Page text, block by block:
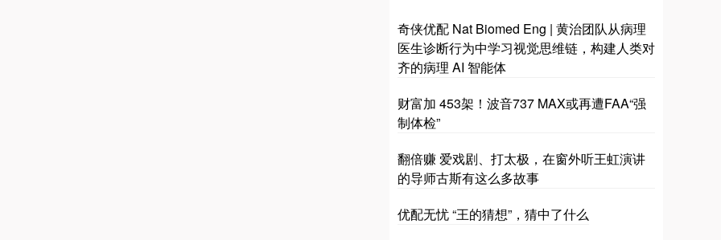
奇侠优配 Nat Biomed Eng | 黄治团队从病理
医生诊断行为中学习视觉思维链，构建人类对
齐的病理 AI 智能体
财富加 453架！波音737 MAX或再遭FAA“强
制体检”
翻倍赚 爱戏剧、打太极，在窗外听王虹演讲
的导师古斯有这么多故事
优配无忧 “王的猜想”，猜中了什么